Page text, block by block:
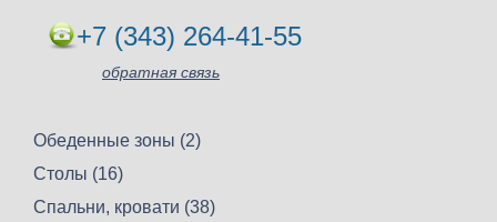
+7 (343) 264-41-55
обратная связь
Обеденные зоны (2)
Столы (16)
Спальни, кровати (38)